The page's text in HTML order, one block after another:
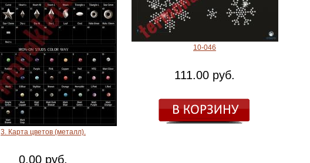
3. Карта цветов (металл).
0.00 руб.
10-046
111.00 руб.